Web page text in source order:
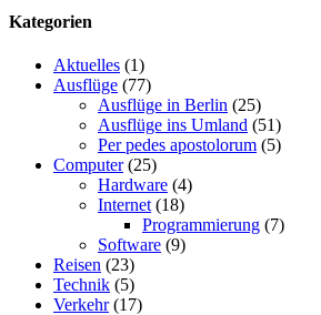
Kategorien
Aktuelles (1)
Ausflüge (77)
Ausflüge in Berlin (25)
Ausflüge ins Umland (51)
Per pedes apostolorum (5)
Computer(25)
Hardware (4)
Internet (18)
Programmierung (7)
Software (9)
Reisen (23)
Technik (5)
Verkehr(17)